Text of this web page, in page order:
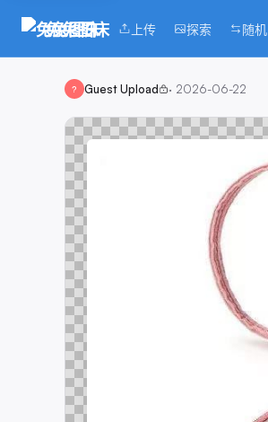
兔兔图床 上传 探索 随机
? Guest Upload · 2026-06-22